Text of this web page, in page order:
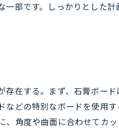
部です。しっかりとした計
在する。まず、石膏ボード
どの特別なボードを使用す
、角度や曲面に合わせてカ